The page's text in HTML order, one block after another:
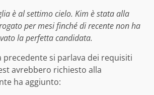
è al settimo cielo. Kim è stata alla
per mesi finché di recente non ha
la perfetta candidata.
precedente si parlava dei requisiti
avrebbero richiesto alla
ha aggiunto: